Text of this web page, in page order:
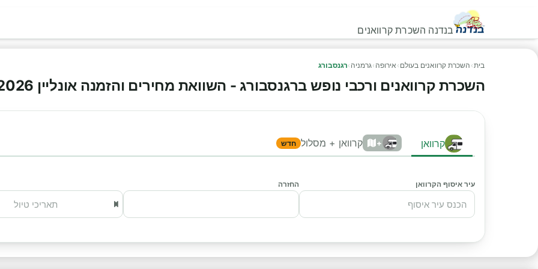
בנדנה השכרת קרוואנים
בית› השכרת קרוואנים בעולם › אירופה ›גרמניה ›רגנסבורג
השכרת קרוואנים ורכבי נופש ברגנסבורג - השוואת מחירים והזמנה אונליין 2026
קרוואן + קרוואן + מסלול חדש
עיר איסוף הקרוואן החזרה